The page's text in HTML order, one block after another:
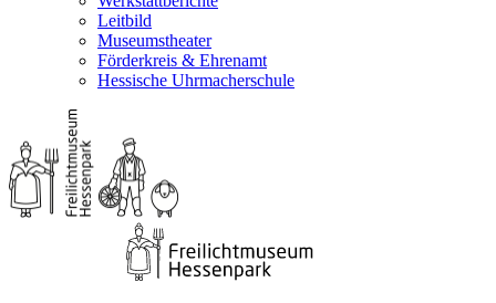
Leitbild
Museumstheater
Förderkreis & Ehrenamt
Hessische Uhrmacherschule